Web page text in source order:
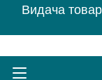
Видача